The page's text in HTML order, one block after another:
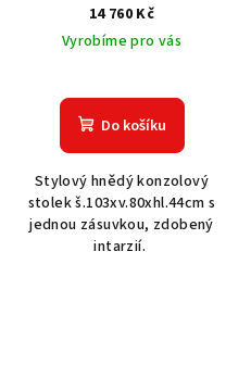
14 760 Kč
Vyrobíme pro vás
Do košíku
Stylový hnědý konzolový
stolek š.103xv.80xhl.44cm s
jednou zásuvkou, zdobený
intarzií.